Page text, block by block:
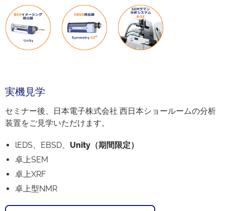
実機見学
セミナー後、日本電子株式会社 西日本ショールームの分析
装置をご見学いただけます。
lEDS、EBSD、 Unity（期間限定）
卓上SEM
卓上XRF
卓上型NMR